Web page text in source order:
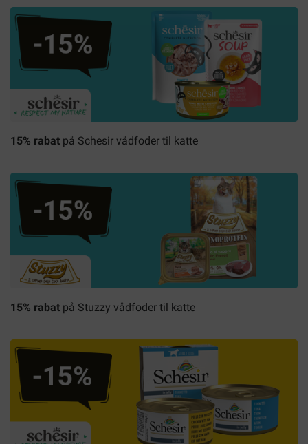
15% rabat på Schesir vådfoder til katte
15% rabat på Stuzzy vådfoder til katte